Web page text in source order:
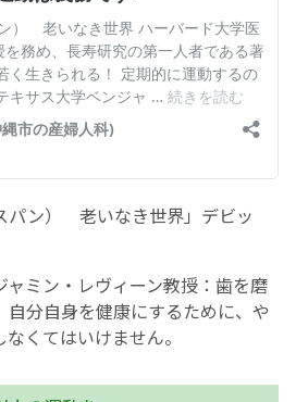
パン） 老いなき世界」デビッ
ャミン・レヴィーン教授：歯を磨
自分自身を健康にするために、や
くてはいけません。
院での出産を希望される方へ
師プロフィール